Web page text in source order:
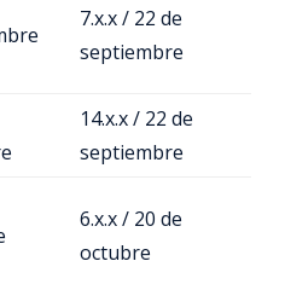
7.x.x / 22 de
septiembre
14.x.x / 22 de
septiembre
6.x.x / 20 de
octubre